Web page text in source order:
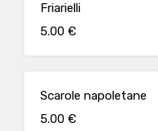
Friarielli
5.00 €
Scarole napoletane
5.00 €